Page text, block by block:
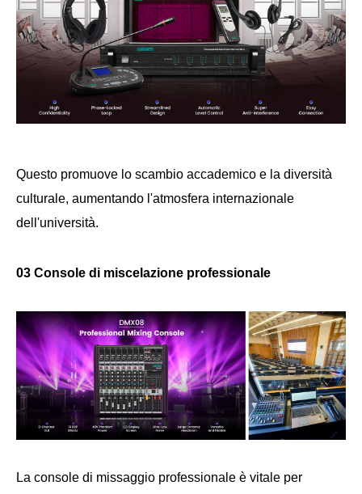
Questo promuove lo scambio accademico e la diversità
culturale, aumentando l'atmosfera internazionale
dell'università.
03 Console di miscelazione professionale
La console di missaggio professionale è vitale per